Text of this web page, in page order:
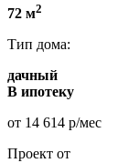
72 м2
Тип дома:
дачный
В ипотеку
от 14 614 р/мес
Проект от